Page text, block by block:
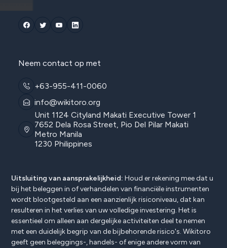
Neem contact op met
+63-955-411-0060
info@wikitoro.org
Unit 1124 Cityland Makati Executive Tower 1
7652 Dela Rosa Street, Pio Del Pilar Makati
Metro Manila
1230 Philippines
Uitsluiting van aansprakelijkheid: Houd er rekening mee dat u
bij het beleggen in of verhandelen van financiële instrumenten
wordt blootgesteld aan een aanzienlijk risiconiveau, dat kan
resulteren in het verlies van uw volledige investering. Het is
essentieel om alleen aan dergelijke activiteiten deel te nemen
met een duidelijk begrip van de bijbehorende risico's. Wikitoro
geeft geen beleggings-, handels- of enige andere vorm van